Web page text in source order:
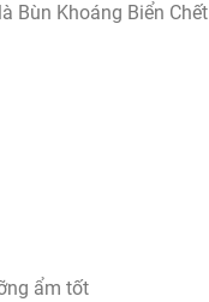
Bùn Khoáng Biển Chết
ẩm tốt